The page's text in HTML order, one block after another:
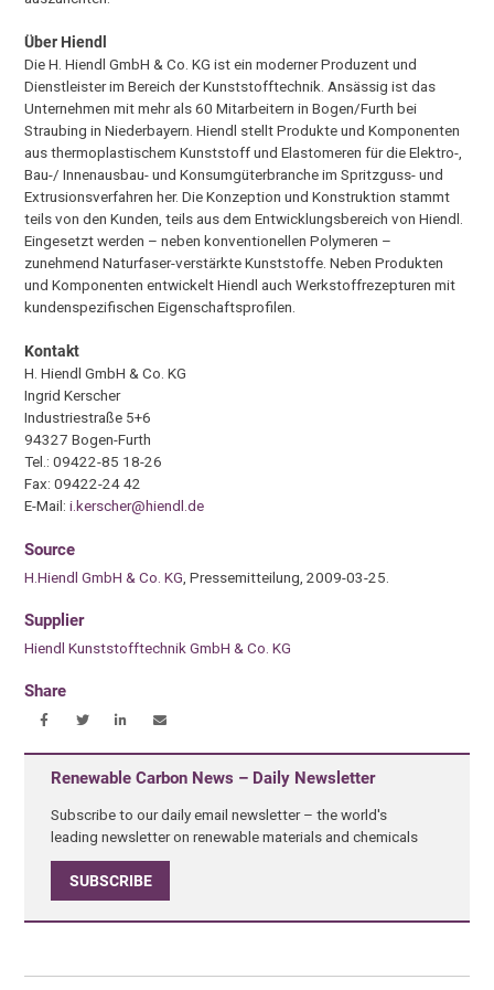
Über Hiendl
Die H. Hiendl GmbH & Co. KG ist ein moderner Produzent und
Dienstleister im Bereich der Kunststofftechnik. Ansässig ist das
Unternehmen mit mehr als 60 Mitarbeitern in Bogen/Furth bei
Straubing in Niederbayern. Hiendl stellt Produkte und Komponenten
aus thermoplastischem Kunststoff und Elastomeren für die Elektro-,
Bau-/ Innenausbau- und Konsumgüterbranche im Spritzguss- und
Extrusionsverfahren her. Die Konzeption und Konstruktion stammt
teils von den Kunden, teils aus dem Entwicklungsbereich von Hiendl.
Eingesetzt werden – neben konventionellen Polymeren –
zunehmend Naturfaser-verstärkte Kunststoffe. Neben Produkten
und Komponenten entwickelt Hiendl auch Werkstoffrezepturen mit
kundenspezifischen Eigenschaftsprofilen.
Kontakt
H. Hiendl GmbH & Co. KG
Ingrid Kerscher
Industriestraße 5+6
94327 Bogen-Furth
Tel.: 09422-85 18-26
Fax: 09422-24 42
E-Mail:i.kerscher@hiendl.de
Source
H.Hiendl GmbH & Co. KG , Pressemitteilung, 2009-03-25.
Supplier
Hiendl Kunststofftechnik GmbH & Co. KG
Share
Renewable Carbon News – Daily Newsletter
Subscribe to our daily email newsletter – the world's
leading newsletter on renewable materials and chemicals
SUBSCRIBE